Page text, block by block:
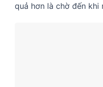
quả hơn là chờ đến